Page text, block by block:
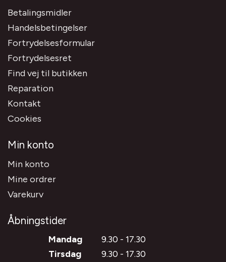
Betalingsmidler
Handelsbetingelser
Fortrydelsesformular
Fortrydelsesret
Find vej til butikken
Reparation
Kontakt
Cookies
Min konto
Min konto
Mine ordrer
Varekurv
Åbningstider
Mandag
9.30 - 17.30
Tirsdag
9.30 - 17.30